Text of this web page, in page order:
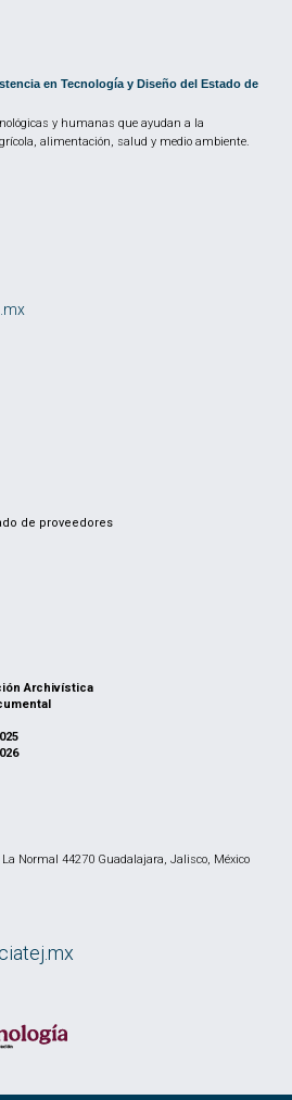
en Tecnología y Diseño del Estado de
y humanas que ayudan a la
alimentación, salud y medio ambiente.
de proveedores
Archivística
Normal 44270 Guadalajara, Jalisco, México